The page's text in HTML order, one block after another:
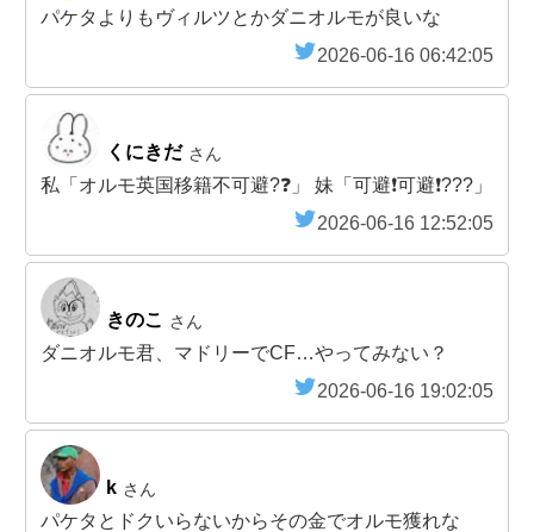
パケタよりもヴィルツとかダニオルモが良いな
2026-06-16 06:42:05
くにきだ さん
私「オルモ英国移籍不可避?❓」 妹「可避❗可避❗???」
2026-06-16 12:52:05
きのこ さん
ダニオルモ君、マドリーでCF…やってみない？
2026-06-16 19:02:05
k さん
パケタとドクいらないからその金でオルモ獲れな